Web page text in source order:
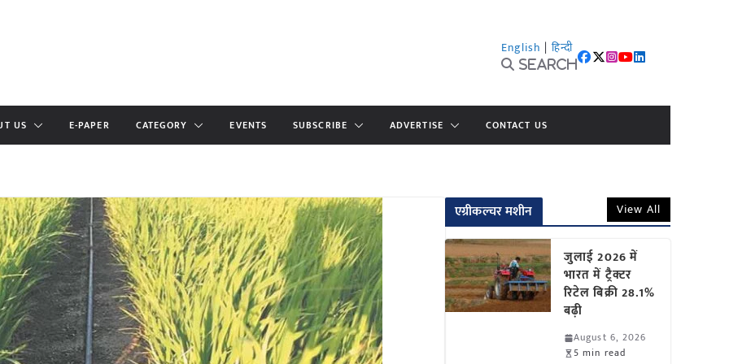
English | हिन्दी
Search
US E-PAPER CATEGORY EVENTS SUBSCRIBE ADVERTISE CONTACT US
एग्रीकल्चर मशीन View All
जुलाई 2026 में
भारत में ट्रैक्टर
रिटेल बिक्री 28.1%
बढ़ी
August 6, 2026
5 min read